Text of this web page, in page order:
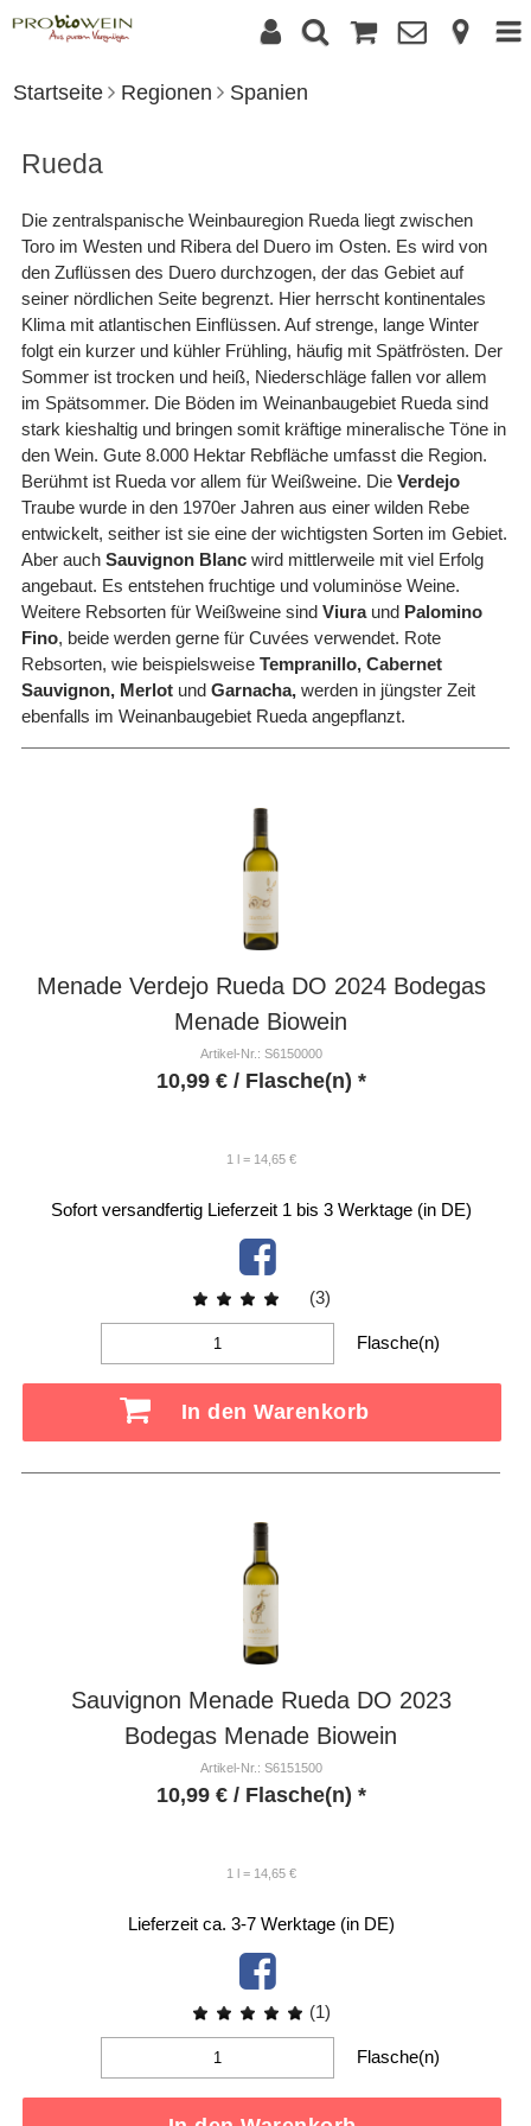
Startseite Regionen Spanien
Rueda
Die zentralspanische Weinbauregion Rueda liegt zwischen
Toro im Westen und Ribera del Duero im Osten. Es wird von
den Zuflüssen des Duero durchzogen, der das Gebiet auf
seiner nördlichen Seite begrenzt. Hier herrscht kontinentales
Klima mit atlantischen Einflüssen. Auf strenge, lange Winter
folgt ein kurzer und kühler Frühling, häufig mit Spätfrösten. Der
Sommer ist trocken und heiß, Niederschläge fallen vor allem
im Spätsommer. Die Böden im Weinanbaugebiet Rueda sind
stark kieshaltig und bringen somit kräftige mineralische Töne in
den Wein. Gute 8.000 Hektar Rebfläche umfasst die Region.
Berühmt ist Rueda vor allem für Weißweine. Die Verdejo
Traube wurde in den 1970er Jahren aus einer wilden Rebe
entwickelt, seither ist sie eine der wichtigsten Sorten im Gebiet.
Aber auch Sauvignon Blanc wird mittlerweile mit viel Erfolg
angebaut. Es entstehen fruchtige und voluminöse Weine.
Weitere Rebsorten für Weißweine sind Viura undPalomino
Fino, beide werden gerne für Cuvées verwendet. Rote
Rebsorten, wie beispielsweise Tempranillo, Cabernet
Sauvignon, Merlot undGarnacha,werden in jüngster Zeit
ebenfalls im Weinanbaugebiet Rueda angepflanzt.
Menade Verdejo Rueda DO 2024 Bodegas
Menade Biowein
Artikel-Nr.: S6150000
10,99 €/ Flasche(n) *
1 l = 14,65 €
Sofort versandfertig Lieferzeit 1 bis 3 Werktage (in DE)
(3)
Flasche(n)
In den Warenkorb
Sauvignon Menade Rueda DO 2023
Bodegas Menade Biowein
Artikel-Nr.: S6151500
10,99 €/ Flasche(n) *
1 l = 14,65 €
Lieferzeit ca. 3-7 Werktage (in DE)
(1)
Flasche(n)